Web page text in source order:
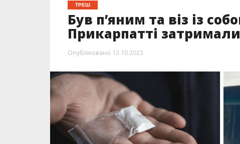
ТРЕШ
Був п’яним та віз із
Прикарпатті
Опубліковано 13.10.2023